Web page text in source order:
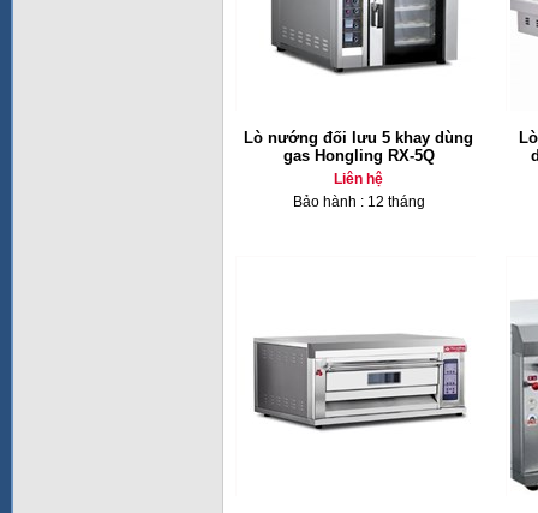
Lò nướng đối lưu 5 khay dùng
gas Hongling RX-5Q
Liên hệ
Bảo hành : 12 tháng